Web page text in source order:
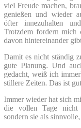
viel Freude machen,
genießen und wieder
öfter innezuhalten
Trotzdem fordern
davon hintereinander
Damit es nicht ständig
gute Planung. Und
gedacht, weiß ich
stillere Zeiten. Das ist
Immer wieder hat sich
die vollen Tage nicht
sondern sie als